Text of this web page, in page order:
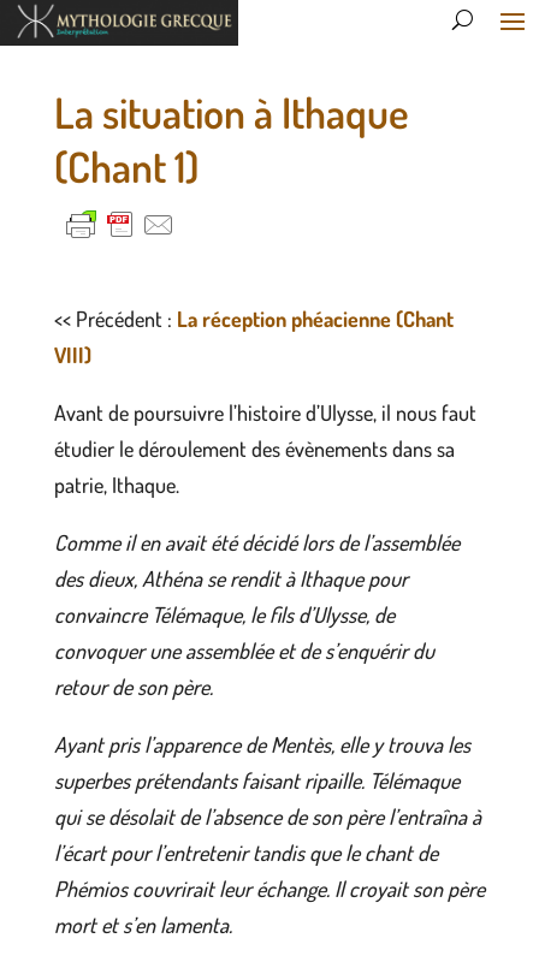
La situation à Ithaque
(Chant 1)
<< Précédent : La réception phéacienne (Chant
VIII)
Avant de poursuivre l’histoire d’Ulysse, il nous faut
étudier le déroulement des évènements dans sa
patrie, Ithaque.
Comme il en avait été décidé lors de l’assemblée
des dieux, Athéna se rendit à Ithaque pour
convaincre Télémaque, le fils d’Ulysse, de
convoquer une assemblée et de s’enquérir du
retour de son père.
Ayant pris l’apparence de Mentès, elle y trouva les
superbes prétendants faisant ripaille. Télémaque
qui se désolait de l’absence de son père l’entraîna à
l’écart pour l’entretenir tandis que le chant de
Phémios couvrirait leur échange. Il croyait son père
mort et s’en lamenta.